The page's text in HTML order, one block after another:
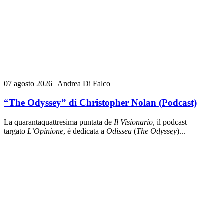
07 agosto 2026 | Andrea Di Falco
“The Odyssey” di Christopher Nolan (Podcast)
La quarantaquattresima puntata de Il Visionario, il podcast
targato L’Opinione, è dedicata a Odissea (The Odyssey)...